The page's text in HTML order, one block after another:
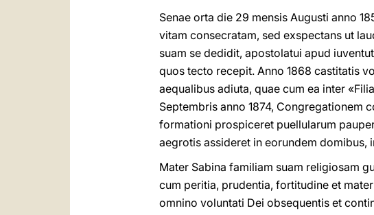
Senae orta die 29 mensis Augusti anno
vitam consecratam, sed exspectans ut
suam se dedidit, apostolatui apud
quos tecto recepit. Anno 1868 castitatis
aequalibus adiuta, quae cum ea inter
Septembris anno 1874, Congregationem
formationi prospiceret puellularum
aegrotis assideret in eorundem domibus,
Mater Sabina familiam suam religiosam
cum peritia, prudentia, fortitudine et
omnino voluntati Dei obsequentis et